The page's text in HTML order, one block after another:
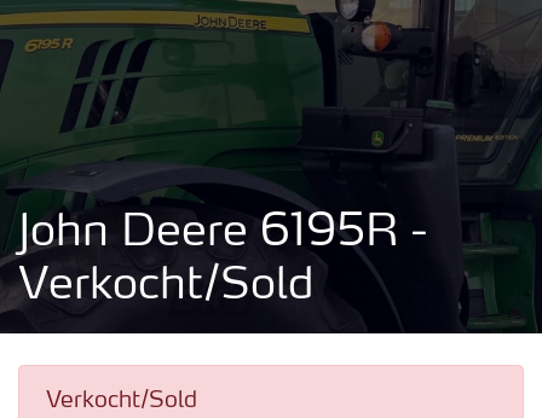
John Deere 6195R -
Verkocht/Sold
Verkocht/Sold